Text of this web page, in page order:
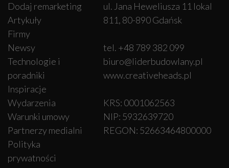
Dodaj remarketing
Artykuły
Firmy
Newsy
Technologie i
poradniki
Inspiracje
Wydarzenia
Warunki umowy
Partnerzy medialni
Polityka
prywatności
ul. Jana Heweliusza 11 lokal
811, 80-890 Gdańsk
tel. +48 789 382 099
biuro@liderbudowlany.pl
www.creativeheads.pl
KRS: 0001062563
NIP: 5932639720
REGON: 52663464800000